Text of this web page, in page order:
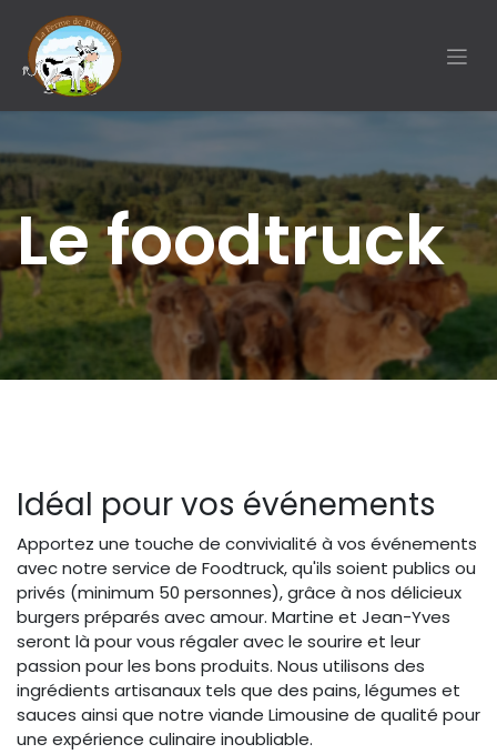
Le foodtruck
Idéal pour vos événements
Apportez une touche de convivialité à vos événements
avec notre service de Foodtruck, qu'ils soient publics ou
privés (minimum 50 personnes), grâce à nos délicieux
burgers préparés avec amour. Martine et Jean-Yves
seront là pour vous régaler avec le sourire et leur
passion pour les bons produits. Nous utilisons des
ingrédients artisanaux tels que des pains, légumes et
sauces ainsi que notre viande Limousine de qualité pour
une expérience culinaire inoubliable.